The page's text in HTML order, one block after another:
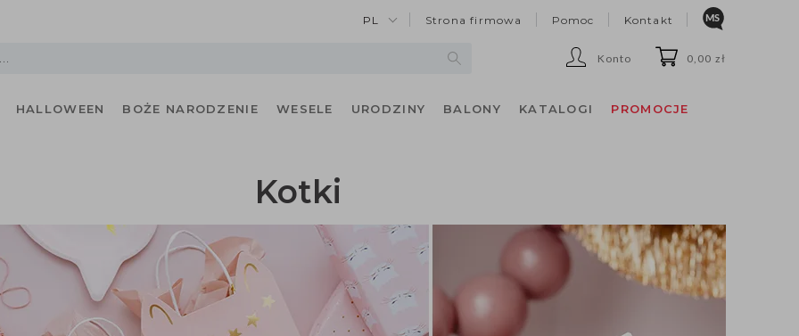
PL Strona firmowa Pomoc Kontakt
Konto 0,00 zł
HALLOWEEN BOŻE NARODZENIE WESELE URODZINY BALONY KATALOGI PROMOCJE
Kotki